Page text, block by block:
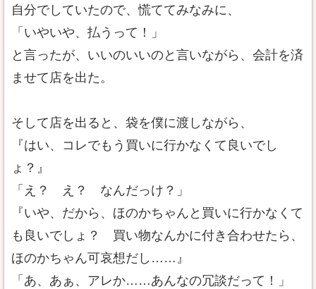
自分でしていたので、慌ててみなみに、
「いやいや、払うって！」
と言ったが、いいのいいのと言いながら、会計を済
ませて店を出た。
そして店を出ると、袋を僕に渡しながら、
『はい、コレでもう買いに行かなくて良いでし
ょ？』
「え？ え？ なんだっけ？」
『いや、だから、ほのかちゃんと買いに行かなくて
も良いでしょ？ 買い物なんかに付き合わせたら、
ほのかちゃん可哀想だし……』
「あ、あぁ、アレか……あんなの冗談だって！」